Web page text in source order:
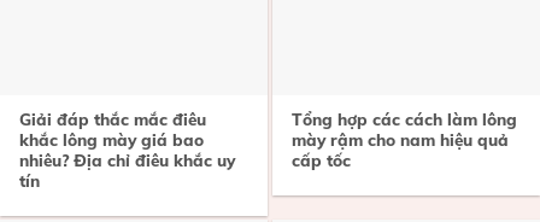
Giải đáp thắc mắc điêu
khắc lông mày giá bao
nhiêu? Địa chỉ điêu khắc uy
tín
Tổng hợp các cách làm lông
mày rậm cho nam hiệu quả
cấp tốc